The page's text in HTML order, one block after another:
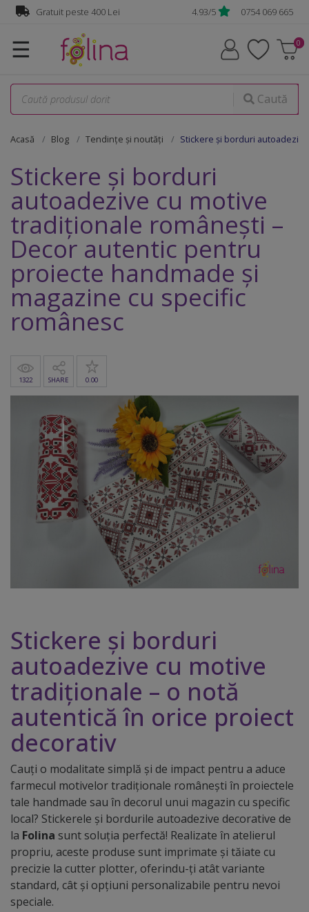
Gratuit peste 400 Lei 4.93/5 0754 069 665
☰
Caută
Acasă Blog Tendințe și noutăți Stickere și borduri
Stickere și borduri
autoadezive cu motive
tradiționale românești –
Decor autentic pentru
proiecte handmade și
magazine cu specific
românesc
1322 SHARE 0.00
Stickere și borduri
autoadezive cu motive
tradiționale – o notă
autentică în orice proiect
decorativ
Cauți o modalitate simplă și de impact pentru a aduce
farmecul motivelor tradiționale românești în proiectele
tale handmade sau în decorul unui magazin cu specific
local? Stickerele și bordurile autoadezive decorative de
la Folina sunt soluția perfectă! Realizate în atelierul
propriu, aceste produse sunt imprimate și tăiate cu
precizie la cutter plotter, oferindu-ți atât variante
standard, cât și opțiuni personalizabile pentru nevoi
speciale.